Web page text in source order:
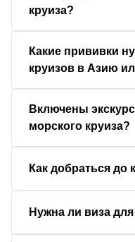
круиза?
Какие прививки
круизов в Азию
Включены
морского круиза?
Как добраться до
Нужна ли виза